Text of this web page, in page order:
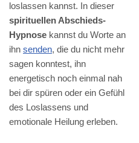
loslassen kannst. In dieser
spirituellen Abschieds-
Hypnose kannst du Worte an
ihn senden, die du nicht mehr
sagen konntest, ihn
energetisch noch einmal nah
bei dir spüren oder ein Gefühl
des Loslassens und
emotionale Heilung erleben.